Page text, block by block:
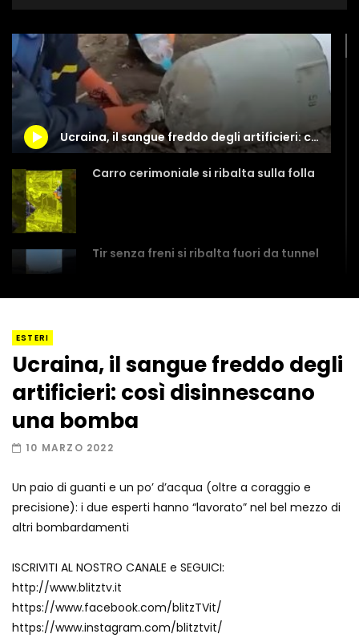
Ucraina, il sangue freddo degli artificieri: così disinnescano una bomba
Carro cerimoniale si ribalta sulla folla
Tir senza freni si ribalta fuori da tunnel
Amiocuggino fa saltare in aria il drone
Record di baci in 30 secondi
Due navi USA si scontrano in mare
ESTERI
Ucraina, il sangue freddo degli
artificieri: così disinnescano
una bomba
10 MARZO 2022
Un paio di guanti e un po’ d’acqua (oltre a coraggio e
precisione): i due esperti hanno “lavorato” nel bel mezzo di
altri bombardamenti
ISCRIVITI AL NOSTRO CANALE e SEGUICI:
http://www.blitztv.it
https://www.facebook.com/blitzTVit/
https://www.instagram.com/blitztvit/